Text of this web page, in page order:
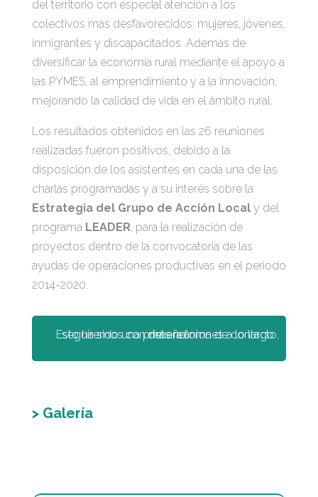
del territorio con especial atención a los
colectivos más desfavorecidos: mujeres, jóvenes,
inmigrantes y discapacitados. Además de
diversificar la economía rural mediante el apoyo a
las PYMES, al emprendimiento y a la innovación,
mejorando la calidad de vida en el ámbito rural.
Los resultados obtenidos en las 26 reuniones
realizadas fueron positivos, debido a la
disposición de los asistentes en cada una de las
charlas programadas y a su interés sobre la
Estrategia del Grupo de Acción Localy del
programa LEADER , para la realización de
proyectos dentro de la convocatoria de las
ayudas de operaciones productivas en el periodo
2014-2020.
Esto ha sido una primera toma de contacto, seguiremos con más reuniones a lo largo del año!
> Galería